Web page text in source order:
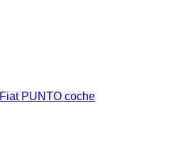
Fiat PUNTO coche